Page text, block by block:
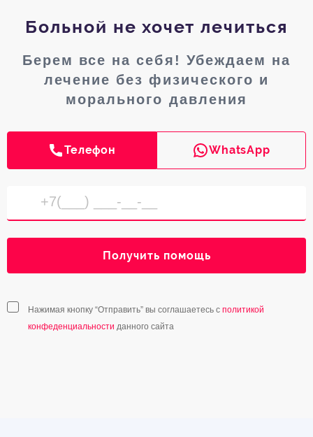
Больной не хочет лечиться
Берем все на себя! Убеждаем на
лечение без физического и
морального давления
Телефон WhatsApp
Получить помощь
Нажимая кнопку “Отправить” вы соглашаетесь с политикой
конфеденциальности данного сайта